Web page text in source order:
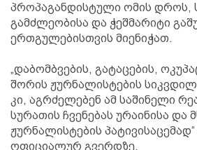
პროპაგანდისტული ომის დროს,
გამძლეობისა და ჭეშმარიტი
ერთგულებისთვის მიენიჭათ.
„დაბომბვების, გატაცების,
შორის ჟურნალისტების
კი, აგრძელებენ ამ საშინელი
სურათის ჩვენებას ურაინისა
ჟურნალისტების
ოფიციალურ გვერდზე.